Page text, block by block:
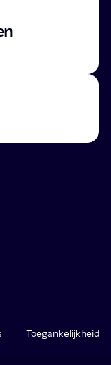
Toegankelijkheid